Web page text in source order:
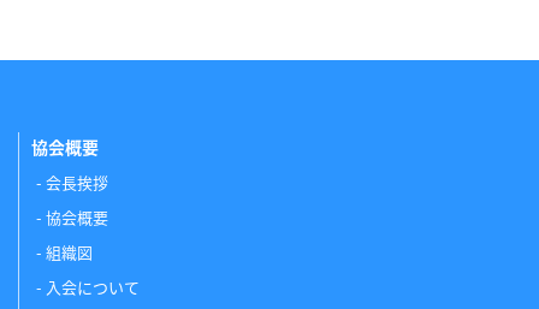
協会概要
会長挨拶
協会概要
組織図
入会について